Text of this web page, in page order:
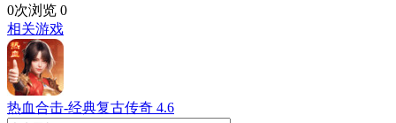
0次浏览 0
相关游戏
热血合击-经典复古传奇 4.6